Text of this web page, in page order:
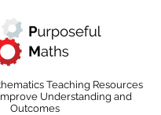
Teaching Resources
Understanding and
Outcomes